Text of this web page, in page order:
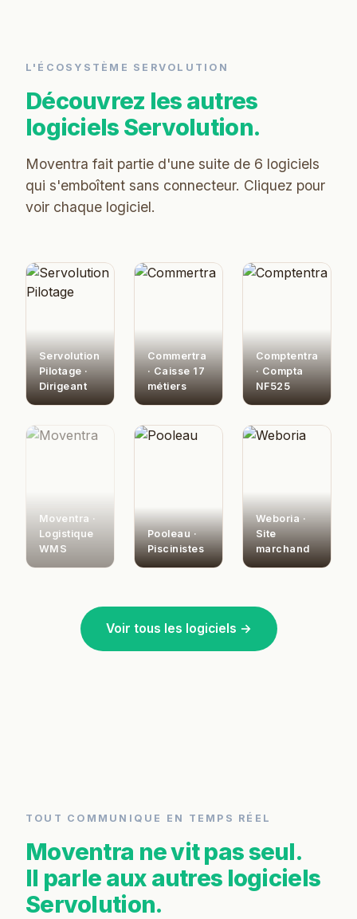
L'ÉCOSYSTÈME SERVOLUTION
Découvrez les autres
logiciels Servolution.
Moventra fait partie d'une suite de 6 logiciels
qui s'emboîtent sans connecteur. Cliquez pour
voir chaque logiciel.
Servolution
Pilotage ·
Dirigeant
Commertra
· Caisse 17
métiers
Comptentra
· Compta
NF525
Moventra ·
Logistique
WMS
Pooleau ·
Piscinistes
Weboria ·
Site
marchand
Voir tous les logiciels →
TOUT COMMUNIQUE EN TEMPS RÉEL
Moventra ne vit pas seul.
Il parle aux autres logiciels
Servolution.